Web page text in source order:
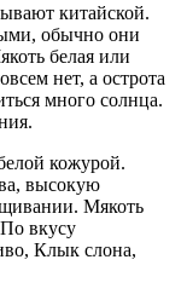
китайской.
обычно они
белая или
нет, а острота
много солнца.
кожурой.
высокую
Мякоть
По вкусу
Клык слона,